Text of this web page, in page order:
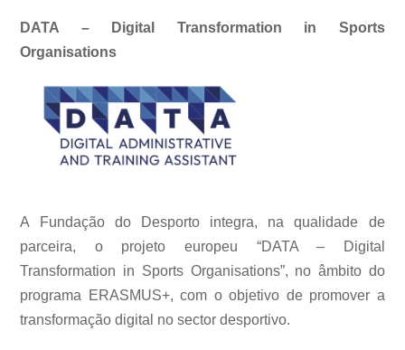
DATA – Digital Transformation in Sports
Organisations
A Fundação do Desporto integra, na qualidade de
parceira, o projeto europeu “DATA – Digital
Transformation in Sports Organisations”, no âmbito do
programa ERASMUS+, com o objetivo de promover a
transformação digital no sector desportivo.